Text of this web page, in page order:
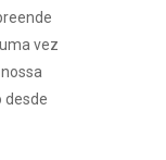
vez
desde